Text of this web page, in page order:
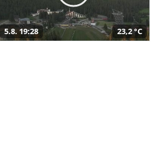
5.8. 19:28 23,2 °C